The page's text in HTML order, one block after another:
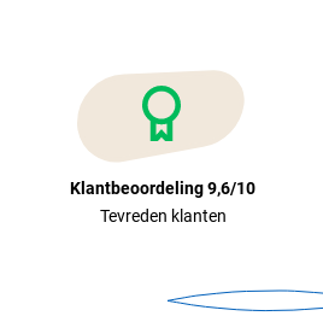
Klantbeoordeling 9,6/10
Tevreden klanten